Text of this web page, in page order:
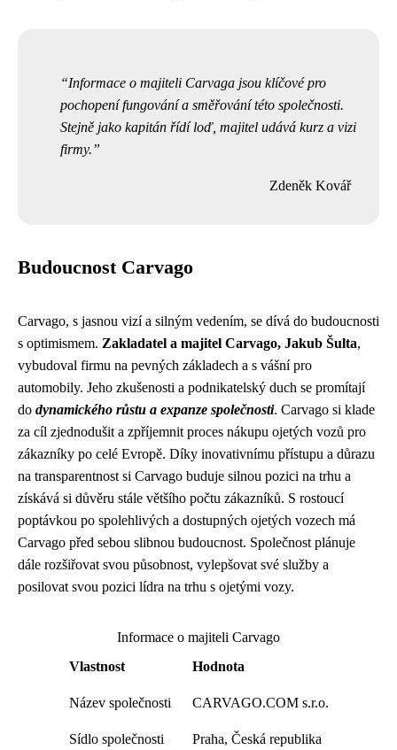
Informace o majiteli Carvaga jsou klíčové pro
pochopení fungování a směřování této společnosti.
Stejně jako kapitán řídí loď, majitel udává kurz a vizi
firmy.
Zdeněk Kovář
Budoucnost Carvago
Carvago, s jasnou vizí a silným vedením, se dívá do budoucnosti
s optimismem. Zakladatel a majitel Carvago, Jakub Šulta,
vybudoval firmu na pevných základech a s vášní pro
automobily. Jeho zkušenosti a podnikatelský duch se promítají
do dynamického růstu a expanze společnosti. Carvago si klade
za cíl zjednodušit a zpříjemnit proces nákupu ojetých vozů pro
zákazníky po celé Evropě. Díky inovativnímu přístupu a důrazu
na transparentnost si Carvago buduje silnou pozici na trhu a
získává si důvěru stále většího počtu zákazníků. S rostoucí
poptávkou po spolehlivých a dostupných ojetých vozech má
Carvago před sebou slibnou budoucnost. Společnost plánuje
dále rozšiřovat svou působnost, vylepšovat své služby a
posilovat svou pozici lídra na trhu s ojetými vozy.
Informace o majiteli Carvago
Vlastnost
Hodnota
Název společnosti CARVAGO.COM s.r.o.
Sídlo společnosti Praha, Česká republika